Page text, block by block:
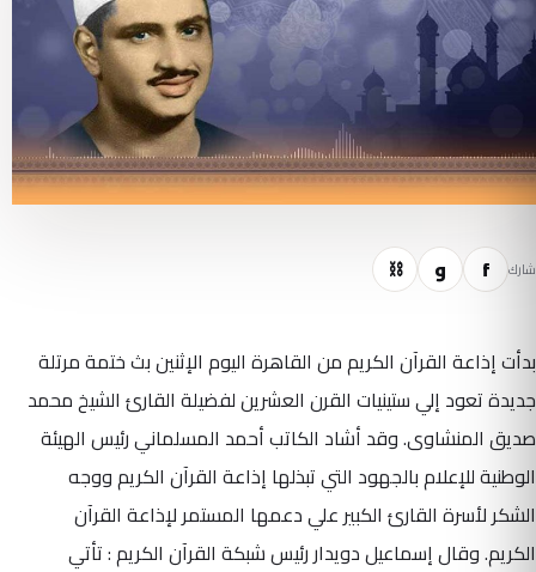
شارك f و ⛓
بدأت إذاعة القرآن الكريم من القاهرة اليوم الإثنين بث ختمة مرتلة
جديدة تعود إلي ستينيات القرن العشرين لفضيلة القارئ الشيخ محمد
صديق المنشاوى. وقد أشاد الكاتب أحمد المسلماني رئيس الهيئة
الوطنية للإعلام بالجهود التي تبذلها إذاعة القرآن الكريم ووجه
الشكر لأسرة القارئ الكبير علي دعمها المستمر لإذاعة القرآن
الكريم. وقال إسماعيل دويدار رئيس شبكة القرآن الكريم : تأتي